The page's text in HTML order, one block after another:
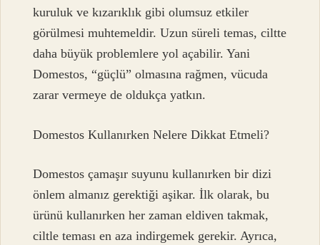
kuruluk ve kızarıklık gibi olumsuz etkiler
görülmesi muhtemeldir. Uzun süreli temas, ciltte
daha büyük problemlere yol açabilir. Yani
Domestos, “güçlü” olmasına rağmen, vücuda
zarar vermeye de oldukça yatkın.
Domestos Kullanırken Nelere Dikkat Etmeli?
Domestos çamaşır suyunu kullanırken bir dizi
önlem almanız gerektiği aşikar. İlk olarak, bu
ürünü kullanırken her zaman eldiven takmak,
ciltle teması en aza indirgemek gerekir. Ayrıca,